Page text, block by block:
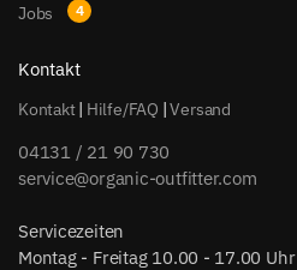
Jobs
Kontakt
Kontakt| Hilfe/FAQ |Versand
04131 / 21 90 730
service@organic-outfitter.com
Servicezeiten
Montag - Freitag 10.00 - 17.00 Uhr